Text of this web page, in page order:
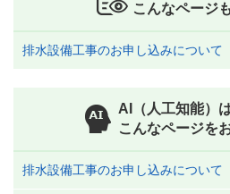
こんなページ
排水設備工事のお申し込みについて
AI（人工知能）
こんなページを
排水設備工事のお申し込みについて